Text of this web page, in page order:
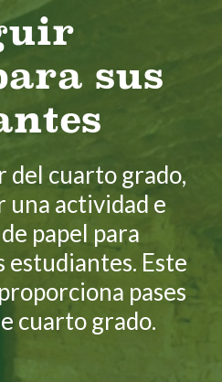
sus
del cuarto grado,
una actividad e
papel para
estudiantes. Este
pases
cuarto grado.